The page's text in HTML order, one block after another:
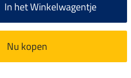
In het Winkelwagentje
Nu kopen